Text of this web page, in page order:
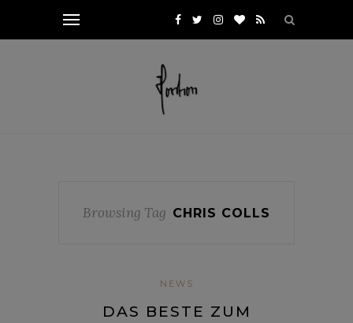
Browsing Tag CHRIS COLLS
NEWS
DAS BESTE ZUM